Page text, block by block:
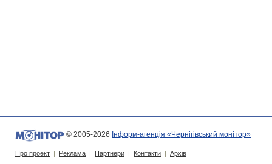
© 2005-2026 Інформ-агенція «Чернігівський монітор»
Про проект | Реклама | Партнери | Контакти | Архів